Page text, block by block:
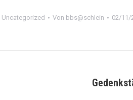
Uncategorized Von bbs@schlein 02/11/
Nächster